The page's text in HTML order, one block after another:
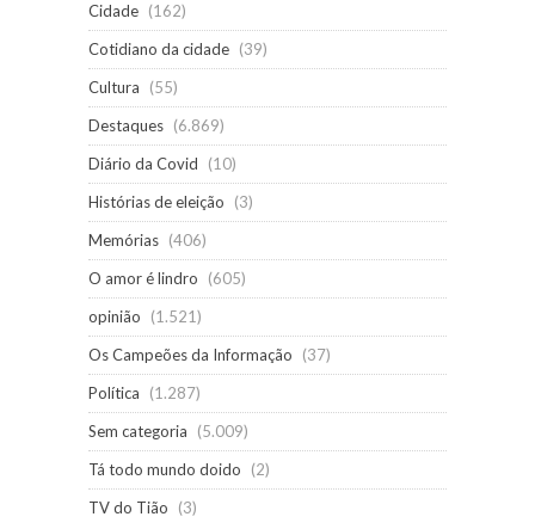
Cidade (162)
Cotidiano da cidade (39)
Cultura
(55)
Destaques (6.869)
Diário da Covid
(10)
Histórias de eleição
(3)
Memórias (406)
O amor é lindro
(605)
opinião
(1.521)
Os Campeões da Informação
(37)
Política
(1.287)
Sem categoria
(5.009)
Tá todo mundo doido
(2)
TV do Tião
(3)